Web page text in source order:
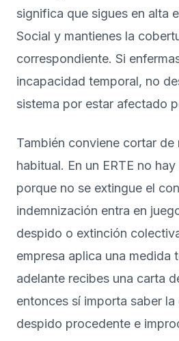
significa que sigues en alta
Social y mantienes la
correspondiente. Si
incapacidad temporal, no
sistema por estar afectado
También conviene cortar
habitual. En un ERTE no
porque no se extingue el
indemnización entra en
despido o extinción
empresa aplica una medida
adelante recibes una carta
entonces sí importa saber la
despido procedente e